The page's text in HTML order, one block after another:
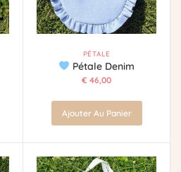
PÉTALE
Pétale Denim
€ 46,00
Ajouter Au Panier